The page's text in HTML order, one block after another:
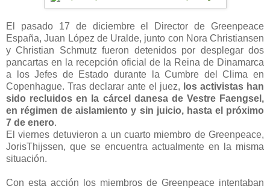
El pasado 17 de diciembre el Director de Greenpeace
España, Juan López de Uralde, junto con Nora Christiansen
y Christian Schmutz fueron detenidos por desplegar dos
pancartas en la recepción oficial de la Reina de Dinamarca
a los Jefes de Estado durante la Cumbre del Clima en
Copenhague. Tras declarar ante el juez, los activistas han
sido recluidos en la cárcel danesa de Vestre Faengsel,
en régimen de aislamiento y sin juicio, hasta el próximo
7 de enero.
El viernes detuvieron a un cuarto miembro de Greenpeace,
JorisThijssen, que se encuentra actualmente en la misma
situación.
Con esta acción los miembros de Greenpeace intentaban